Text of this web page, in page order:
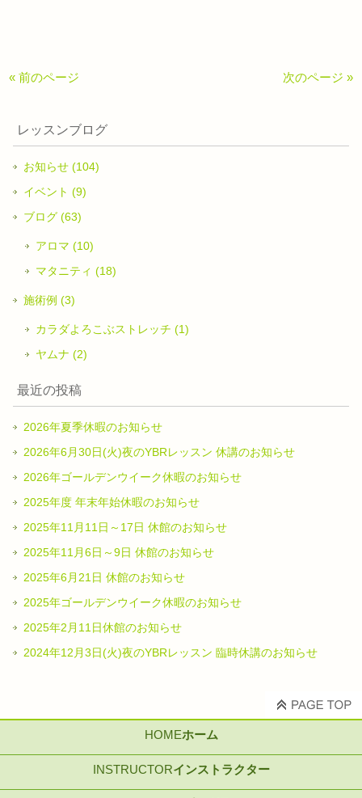
« 前のページ 次のページ »
レッスンブログ
お知らせ (104)
イベント (9)
ブログ (63)
アロマ (10)
マタニティ (18)
施術例 (3)
カラダよろこぶストレッチ (1)
ヤムナ (2)
最近の投稿
2026年夏季休暇のお知らせ
2026年6月30日(火)夜のYBRレッスン 休講のお知らせ
2026年ゴールデンウイーク休暇のお知らせ
2025年度 年末年始休暇のお知らせ
2025年11月11日～17日 休館のお知らせ
2025年11月6日～9日 休館のお知らせ
2025年6月21日 休館のお知らせ
2025年ゴールデンウイーク休暇のお知らせ
2025年2月11日休館のお知らせ
2024年12月3日(火)夜のYBRレッスン 臨時休講のお知らせ
HOMEホーム
INSTRUCTORインストラクター